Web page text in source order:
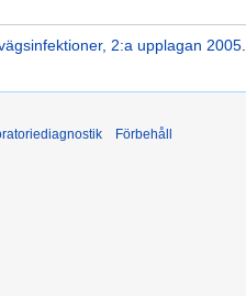
2:a upplagan 2005.
Förbehåll